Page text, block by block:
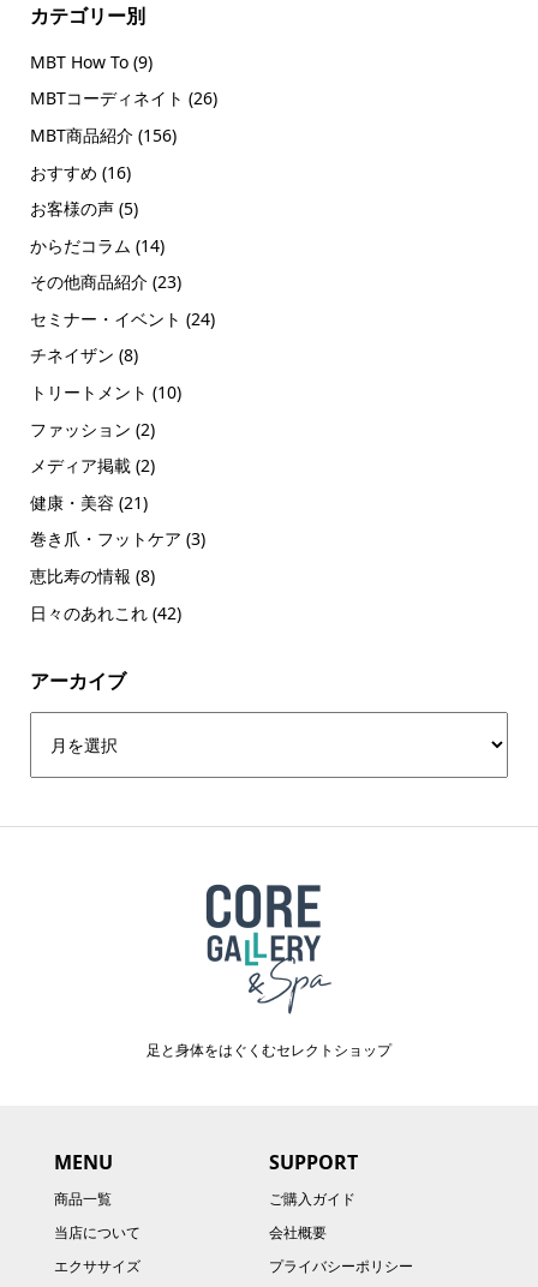
カテゴリー別
MBT How To(9)
MBTコーディネイト (26)
MBT商品紹介(156)
おすすめ (16)
お客様の声(5)
からだコラム (14)
その他商品紹介(23)
セミナー・イベント (24)
チネイザン (8)
トリートメント (10)
ファッション (2)
メディア掲載(2)
健康・美容 (21)
巻き爪・フットケア (3)
恵比寿の情報 (8)
日々のあれこれ(42)
アーカイブ
足と身体をはぐくむセレクトショップ
MENU
商品一覧
当店について
エクササイズ
SUPPORT
ご購入ガイド
会社概要
プライバシーポリシー